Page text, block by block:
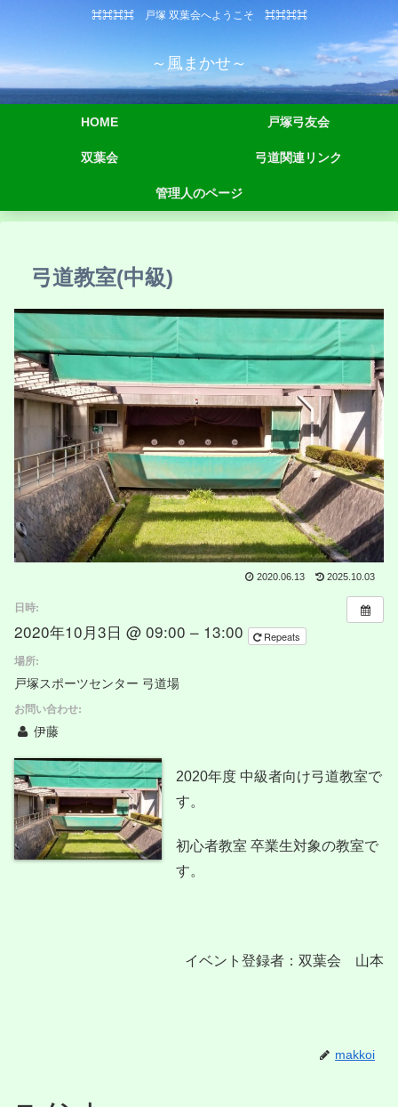
⌘⌘⌘⌘ 戸塚 双葉会へようこそ ⌘⌘⌘⌘
～風まかせ～
HOME 戸塚弓友会
双葉会 弓道関連リンク
管理人のページ
弓道教室(中級)
2020.06.13 2025.10.03
日時:
2020年10月3日 @ 09:00 – 13:00 Repeats
場所:
戸塚スポーツセンター 弓道場
お問い合わせ:
伊藤
2020年度 中級者向け弓道教室で
す。
初心者教室 卒業生対象の教室で
す。
イベント登録者：双葉会 山本
makkoi